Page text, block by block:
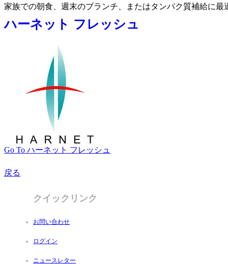
家族での朝食、週末のブランチ、またはタンパク質補給に
ハーネット フレッシュ
Go To ハーネット フレッシュ
戻る
クイックリンク
お問い合わせ
ログイン
ニュースレター